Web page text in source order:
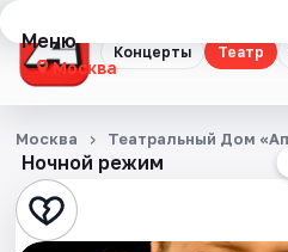
Концерты Театр
Меню
Москва
Концерты
Театр
Стендап
Ночной режим
Москва Театральный Дом